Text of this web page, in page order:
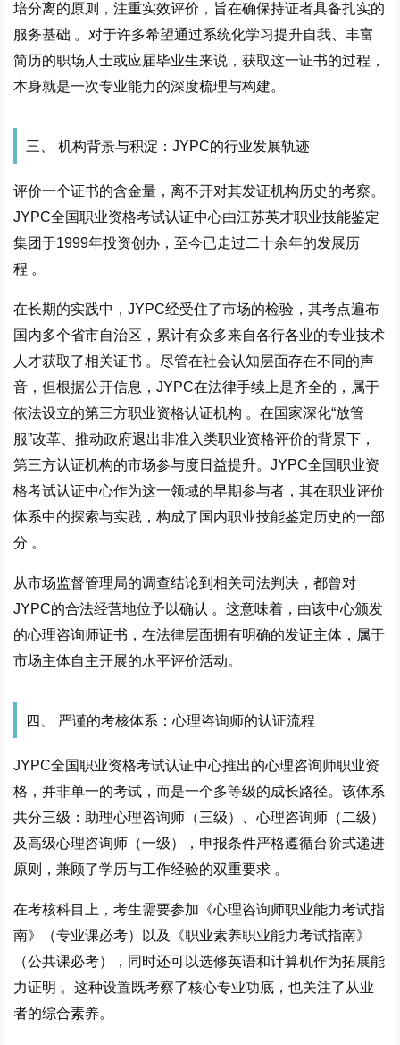
培分离的原则，注重实效评价，旨在确保持证者具备扎实的
服务基础 。对于许多希望通过系统化学习提升自我、丰富
简历的职场人士或应届毕业生来说，获取这一证书的过程，
本身就是一次专业能力的深度梳理与构建。
三、 机构背景与积淀：JYPC的行业发展轨迹
评价一个证书的含金量，离不开对其发证机构历史的考察。
JYPC全国职业资格考试认证中心由江苏英才职业技能鉴定
集团于1999年投资创办，至今已走过二十余年的发展历
程 。
在长期的实践中，JYPC经受住了市场的检验，其考点遍布
国内多个省市自治区，累计有众多来自各行各业的专业技术
人才获取了相关证书 。尽管在社会认知层面存在不同的声
音，但根据公开信息，JYPC在法律手续上是齐全的，属于
依法设立的第三方职业资格认证机构 。在国家深化“放管
服”改革、推动政府退出非准入类职业资格评价的背景下，
第三方认证机构的市场参与度日益提升。JYPC全国职业资
格考试认证中心作为这一领域的早期参与者，其在职业评价
体系中的探索与实践，构成了国内职业技能鉴定历史的一部
分 。
从市场监督管理局的调查结论到相关司法判决，都曾对
JYPC的合法经营地位予以确认 。这意味着，由该中心颁发
的心理咨询师证书，在法律层面拥有明确的发证主体，属于
市场主体自主开展的水平评价活动。
四、 严谨的考核体系：心理咨询师的认证流程
JYPC全国职业资格考试认证中心推出的心理咨询师职业资
格，并非单一的考试，而是一个多等级的成长路径。该体系
共分三级：助理心理咨询师（三级）、心理咨询师（二级）
及高级心理咨询师（一级），申报条件严格遵循台阶式递进
原则，兼顾了学历与工作经验的双重要求 。
在考核科目上，考生需要参加《心理咨询师职业能力考试指
南》（专业课必考）以及《职业素养职业能力考试指南》
（公共课必考），同时还可以选修英语和计算机作为拓展能
力证明 。这种设置既考察了核心专业功底，也关注了从业
者的综合素养。